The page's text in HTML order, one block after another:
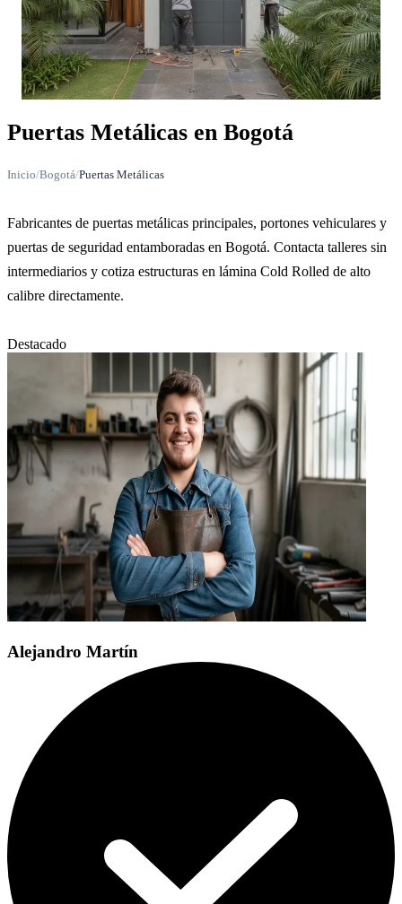
Puertas Metálicas en Bogotá
Inicio/Bogotá/Puertas Metálicas
Fabricantes de puertas metálicas principales, portones vehiculares y
puertas de seguridad entamboradas en Bogotá. Contacta talleres sin
intermediarios y cotiza estructuras en lámina Cold Rolled de alto
calibre directamente.
Destacado
Alejandro Martín